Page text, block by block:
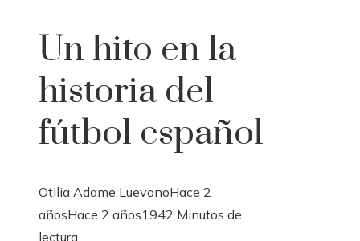
Un hito en la
historia del
fútbol español
Otilia Adame LuevanoHace 2
añosHace 2 años1942 Minutos de
lectura